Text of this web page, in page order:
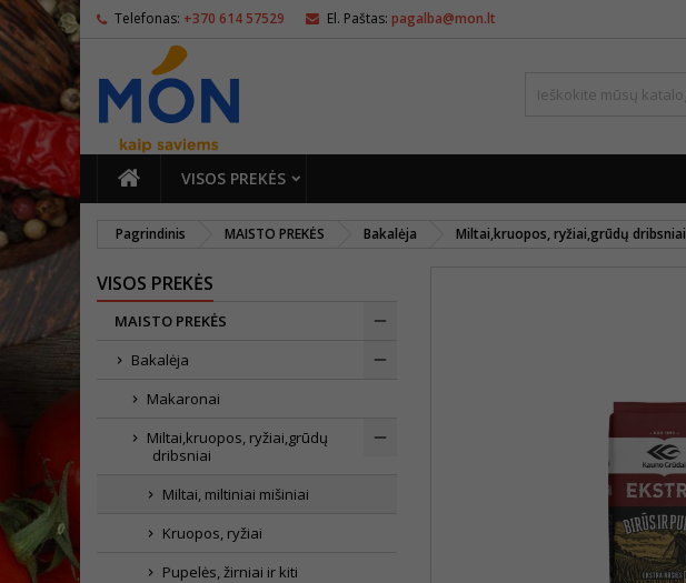
Telefonas: +370 614 57529 El. Paštas: pagalba@mon.lt
PAGRINDINIS
VISOS PREKĖS
Pagrindinis MAISTO PREKĖS Bakalėja Miltai,kruopos, ryžiai,grūdų dribsniai
VISOS PREKĖS
MAISTO PREKĖS
Bakalėja
Makaronai
Miltai,kruopos, ryžiai,grūdų
dribsniai
Miltai, miltiniai mišiniai
Kruopos, ryžiai
Pupelės, žirniai ir kiti